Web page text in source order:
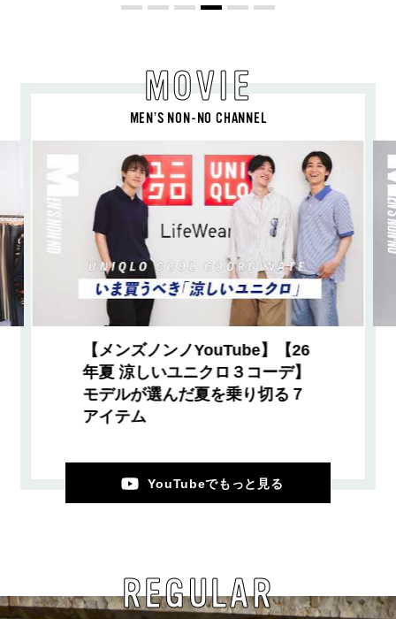
MOVIE
MEN’S NON-NO CHANNEL
【メンズノンノYouTube】【26
年夏 涼しいユニクロ３コーデ】
モデルが選んだ夏を乗り切る７
アイテム
YouTubeでもっと見る
REGULAR